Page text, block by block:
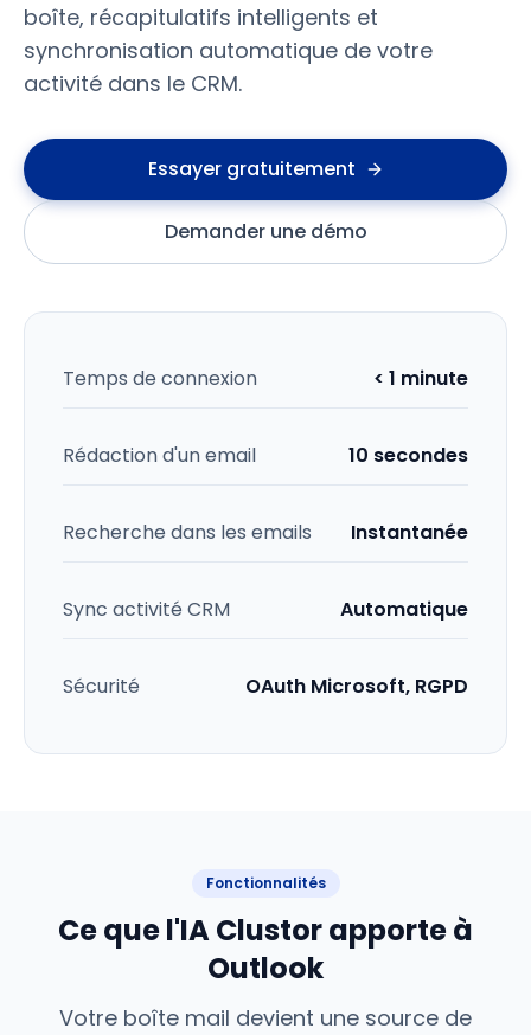
boîte, récapitulatifs intelligents et
synchronisation automatique de votre
activité dans le CRM.
Essayer gratuitement
Demander une démo
Temps de connexion < 1 minute
Rédaction d'un email 10 secondes
Recherche dans les emails Instantanée
Sync activité CRM Automatique
Sécurité OAuth Microsoft, RGPD
Fonctionnalités
Ce que l'IA Clustor apporte à
Outlook
Votre boîte mail devient une source de